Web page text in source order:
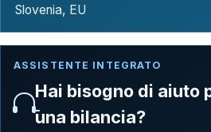
Slovenia, EU
ASSISTENTE INTEGRATO
Hai bisogno di aiuto
una bilancia?